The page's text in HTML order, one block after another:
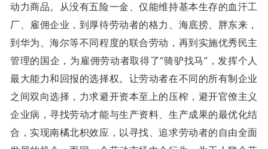
动力商品。从没有五险一金、仅能维持基本生存的血汗工
厂、雇佣企业，到厚待劳动者的格力、海底捞、胖东来，
到华为、海尔等不同程度的联合劳动，再到实施优秀民主
管理的国企，为雇佣劳动者取得了“骑驴找马”，发挥个人
最大能力和回报的选择权。让劳动者在不同的所有制企业
之间双向选择，力求避开资本至上的压榨，避开官僚主义
企业病，寻找劳动才能与生产资料、生产成果的最优化结
合，实现南橘北枳效应，以寻找、追求劳动者的自由全面